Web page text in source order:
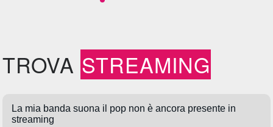
TROVA STREAMING